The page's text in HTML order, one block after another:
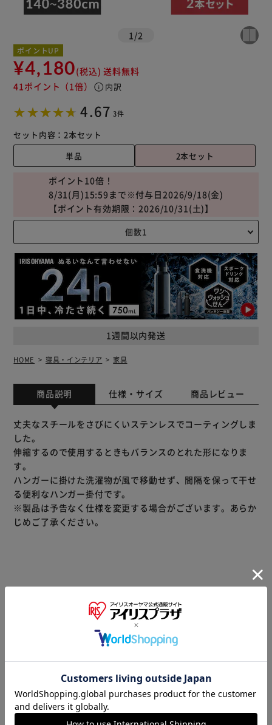
1 /2
ポイントUP
¥4,180(税込) 送料無料
41ポイント （1倍） info 内訳
4.67 3件
セット内容： 2本セット
単品
2本セット
1週間以内発送
ポイント10倍！
8/31(月)15:59まで※付与日2026/9/18(金)
【ポイント有効期限：2026/10/31(土)】
HOME 寝具・インテリア 家具
商品説明 仕様・サイズ 商品レビュー
丈夫なスチールをさびにくいステンレスでコーティングしま
した。
伸縮するので使用するときもバランスのとれた形になりま
す。
ハンガーに掛けた洗濯物が風で移動せず、間隔を保って干せ
る便利なハンガー掛付です。
※製品は予告なく仕様を変更する場合がございます。あらか
じめご了承ください。